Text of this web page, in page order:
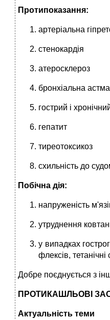
Протипоказання:
артеріальна
стенокардія
атеросклероз
брон­хіальна астма
гострий і
гепатит
тиреотоксикоз
схиль­ність до
Побічна дія:
напруженість
утруднення
у випад­ках
флексів, тетанічні
Добре поєднується з
ПРОТИКАШЛЬОВІ
Актуальність теми